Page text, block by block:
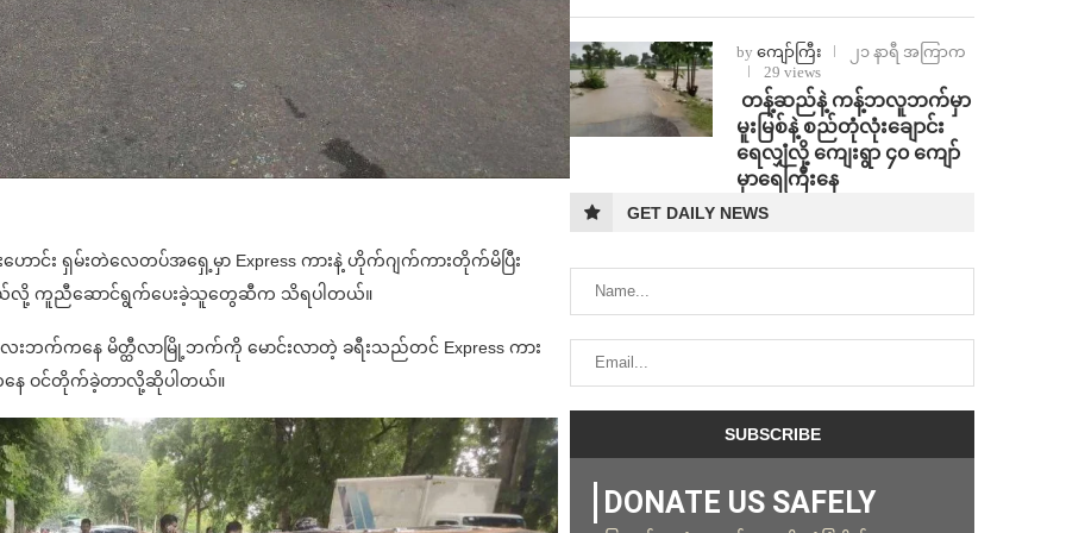
းဟောင်း ရှမ်းတဲလေတပ်အရှေ့မှာ Express ကားနဲ့ ဟိုက်ဂျက်ကားတိုက်မိပြီး
တယ်လို့ ကူညီဆောင်ရွက်ပေးခဲ့သူတွေဆီက သိရပါတယ်။
ေးဘက်ကနေ မိတ္ထီလာမြို့ဘက်ကို မောင်းလာတဲ့ ခရီးသည်တင် Express ကား
နေ ဝင်တိုက်ခဲ့တာလို့ဆိုပါတယ်။
by ကျော်ကြီး
၂၁ နာရီ အကြာက
29 views
⁩ ⁨တန့်ဆည်နဲ့ ကန့်ဘလူဘက်မှာ
မူးမြစ်နဲ့ စည်တုံလုံးချောင်း
ရေလျှံလို့ ကျေးရွာ ၄၀ ကျော်
မှာရေကြီးနေ
GET DAILY NEWS
DONATE US SAFELY